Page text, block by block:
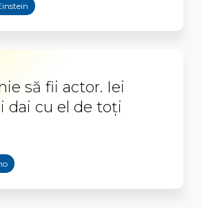
să fii actor. Iei
dai cu el de toţi